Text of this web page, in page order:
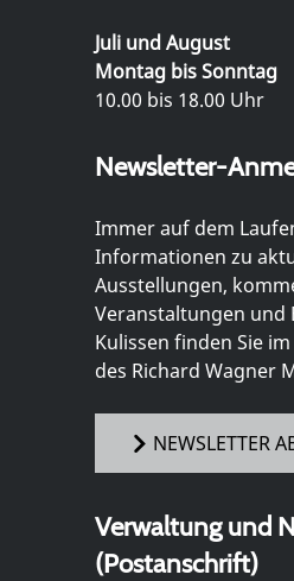
Juli und August
Montag bis Sonntag
10.00 bis 18.00 Uhr
Newsletter-
Immer auf dem
Informationen zu
Ausstellungen,
Veranstaltungen und
Kulissen finden Sie
des Richard Wagner
NEWSLETTER
Verwaltung und
(Postanschrift)